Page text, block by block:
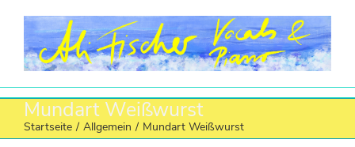
Inhalt
springen
Mundart Weißwurst
Startseite / Allgemein / Mundart Weißwurst